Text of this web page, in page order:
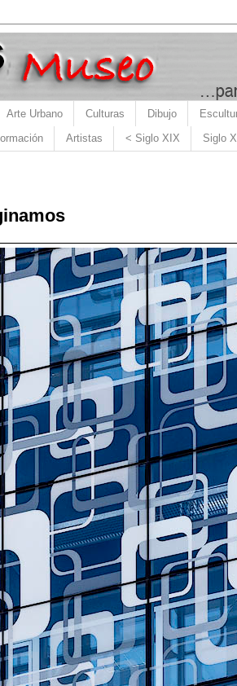
Arte Urbano Culturas Dibujo
Artistas < Siglo XIX Siglo